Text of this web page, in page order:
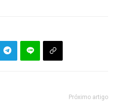
Próximo artigo